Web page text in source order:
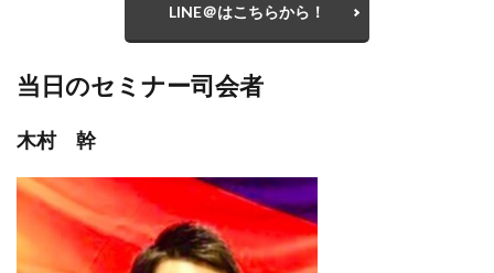
LINE＠はこちらから！
当日のセミナー司会者
木村 幹